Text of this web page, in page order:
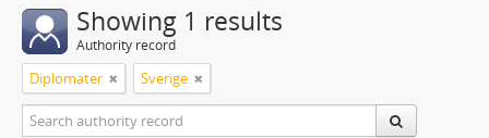
Showing 1 results
Authority record
Diplomater Sverige